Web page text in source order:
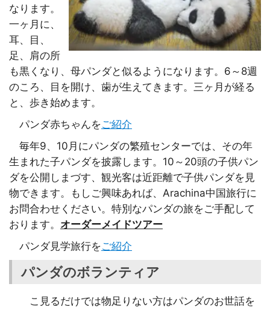
なります。
一ヶ月に、
耳、目、
足、肩の所
も黒くなり、母パンダと似るようになります。6～8週
のころ、目を開け、歯が生えてきます。三ヶ月が経る
と、歩き始めます。
パンダ赤ちゃんをご紹介
毎年9、10月にパンダの繁殖センターでは、その年
生まれた子パンダを披露します。10～20頭の子供パン
ダを公開しまづす、観光客は近距離で子供パンダを見
物できます。もしご興味あれば、Arachina中国旅行に
お問合わせください。特別なパンダの旅をご手配して
おります。 オーダーメイドツアー
パンダ見学旅行をご紹介
パンダのボランティア
こ見るだけでは物足りない方はパンダのお世話を